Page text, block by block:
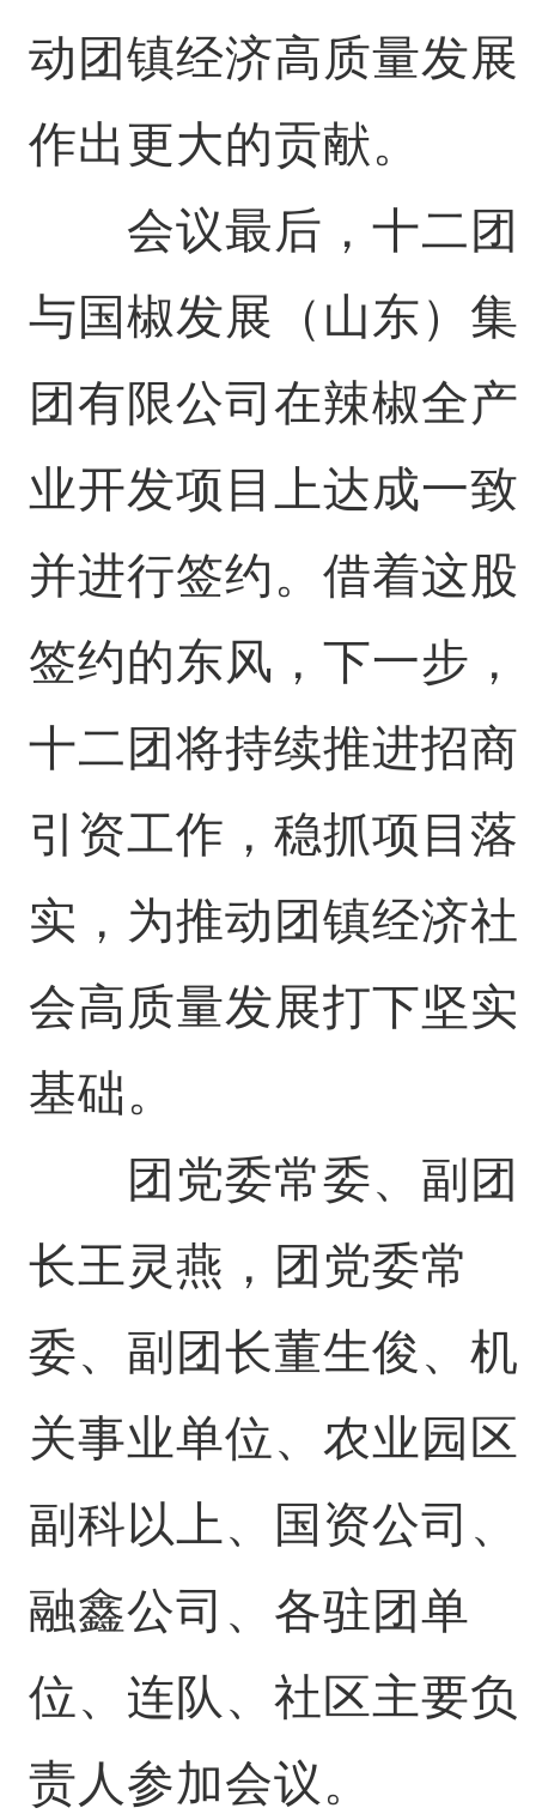
动团镇经济高质量发展
作出更大的贡献。
会议最后，十二团
与国椒发展（山东）集
团有限公司在辣椒全产
业开发项目上达成一致
并进行签约。借着这股
签约的东风，下一步，
十二团将持续推进招商
引资工作，稳抓项目落
实，为推动团镇经济社
会高质量发展打下坚实
基础。
团党委常委、副团
长王灵燕，团党委常
委、副团长董生俊、机
关事业单位、农业园区
副科以上、国资公司、
融鑫公司、各驻团单
位、连队、社区主要负
责人参加会议。